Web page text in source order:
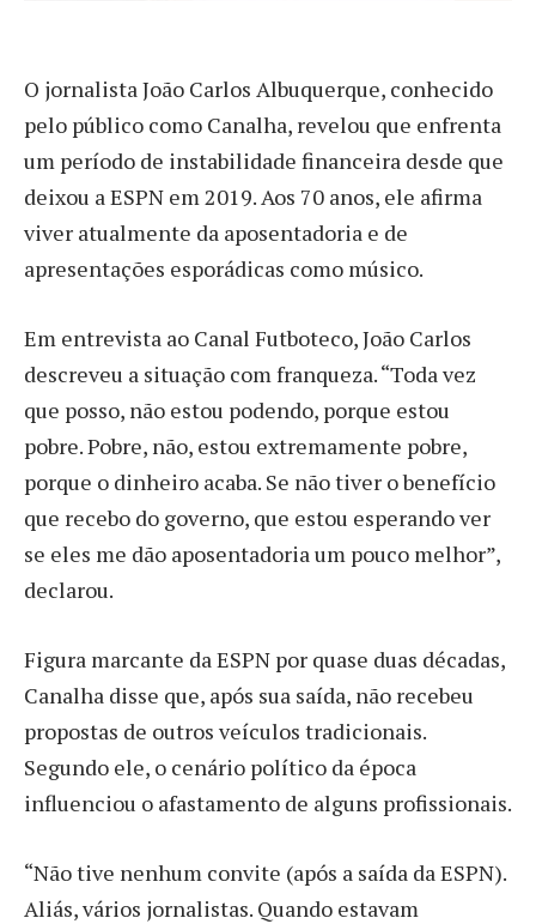
O jornalista João Carlos Albuquerque, conhecido
pelo público como Canalha, revelou que enfrenta
um período de instabilidade financeira desde que
deixou a ESPN em 2019. Aos 70 anos, ele afirma
viver atualmente da aposentadoria e de
apresentações esporádicas como músico.
Em entrevista ao Canal Futboteco, João Carlos
descreveu a situação com franqueza. “Toda vez
que posso, não estou podendo, porque estou
pobre. Pobre, não, estou extremamente pobre,
porque o dinheiro acaba. Se não tiver o benefício
que recebo do governo, que estou esperando ver
se eles me dão aposentadoria um pouco melhor”,
declarou.
Figura marcante da ESPN por quase duas décadas,
Canalha disse que, após sua saída, não recebeu
propostas de outros veículos tradicionais.
Segundo ele, o cenário político da época
influenciou o afastamento de alguns profissionais.
“Não tive nenhum convite (após a saída da ESPN).
Aliás, vários jornalistas. Quando estavam